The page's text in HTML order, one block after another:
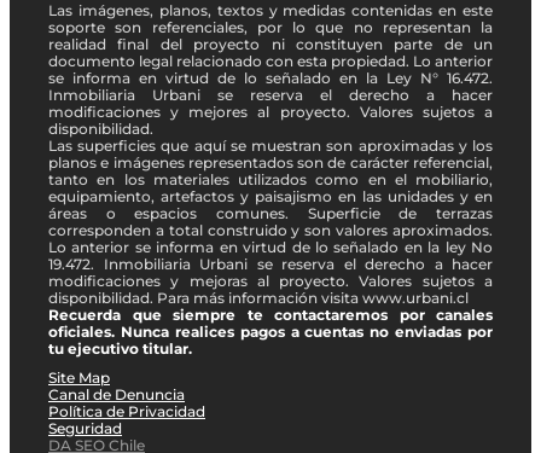
Las imágenes, planos, textos y medidas contenidas en este
soporte son referenciales, por lo que no representan la
realidad final del proyecto ni constituyen parte de un
documento legal relacionado con esta propiedad. Lo anterior
se informa en virtud de lo señalado en la Ley N° 16.472.
Inmobiliaria Urbani se reserva el derecho a hacer
modificaciones y mejores al proyecto. Valores sujetos a
disponibilidad.
Las superficies que aquí se muestran son aproximadas y los
planos e imágenes representados son de carácter referencial,
tanto en los materiales utilizados como en el mobiliario,
equipamiento, artefactos y paisajismo en las unidades y en
áreas o espacios comunes. Superficie de terrazas
corresponden a total construido y son valores aproximados.
Lo anterior se informa en virtud de lo señalado en la ley No
19.472. Inmobiliaria Urbani se reserva el derecho a hacer
modificaciones y mejoras al proyecto. Valores sujetos a
disponibilidad. Para más información visita www.urbani.cl
Recuerda que siempre te contactaremos por canales
oficiales. Nunca realices pagos a cuentas no enviadas por
tu ejecutivo titular.
Site Map
Canal de Denuncia
Política de Privacidad
Seguridad
DA SEO Chile